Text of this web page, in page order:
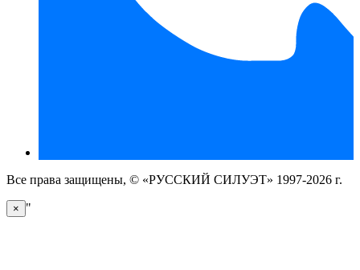
Все права защищены, © «РУССКИЙ СИЛУЭТ» 1997-2026 г.
× "